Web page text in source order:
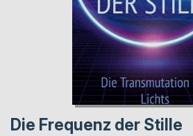
Die Frequenz der Stille